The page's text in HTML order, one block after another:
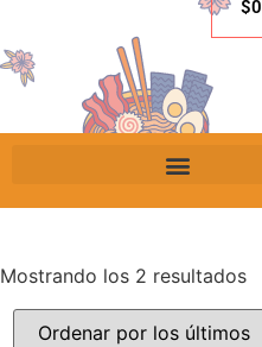
$0
Mostrando los 2 resultados